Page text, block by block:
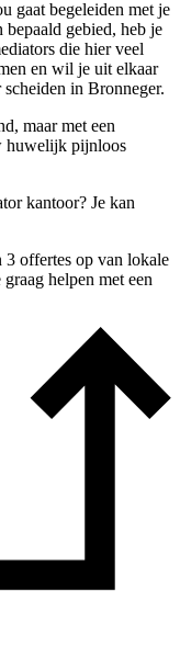
gaat begeleiden met je
bepaald gebied, heb je
die hier veel
en wil je uit elkaar
in Bronneger.
maar met een
huwelijk pijnloos
kantoor? Je kan
3 offertes op van lokale
helpen met een